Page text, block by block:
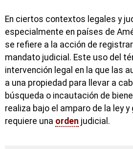
En ciertos contextos legales y
especialmente en países de
se refiere a la acción de
mandato judicial. Este uso del
intervención legal en la que las
a una propiedad para llevar a
búsqueda o incautación de
realiza bajo el amparo de la ley
requiere una orden judicial.